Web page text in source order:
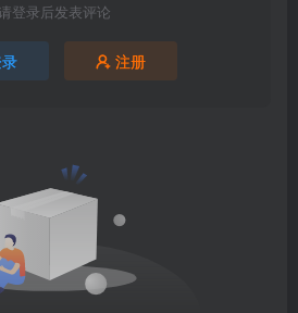
登录后发表评论
注册